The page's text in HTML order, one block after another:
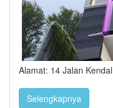
Alamat: 14 Jalan
Selengkapnya